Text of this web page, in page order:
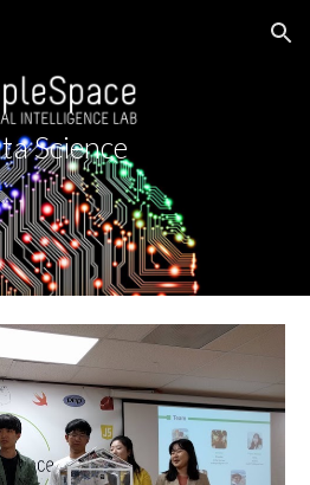
Skip to navigation
Science